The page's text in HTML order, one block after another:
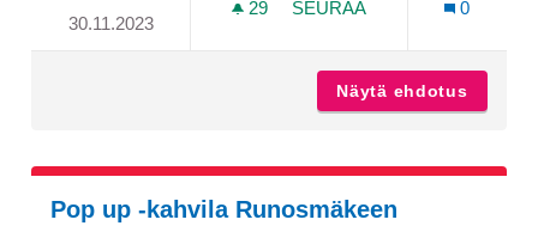
30.11.2023
29 29 SEURAAJAA
SEURAA
0
Näytä ehdotus
Pop up -kahvila Runosmäkeen